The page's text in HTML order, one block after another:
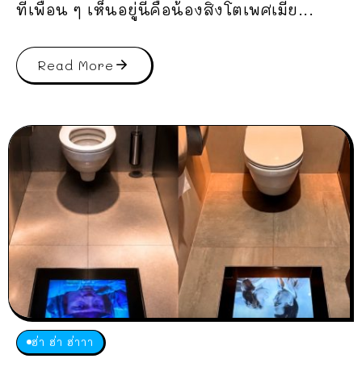
ที่เพื่อน ๆ เห็นอยู่นี้คือน้องสิงโตเพศเมีย...
Read More
ฮ่า ฮ่า ฮ่าาา